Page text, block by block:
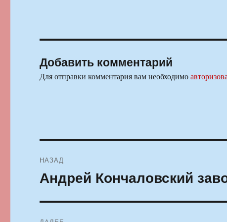
Добавить комментарий
Для отправки комментария вам необходимо
по
НАЗАД
Предыдущая
запись:
Андрей Кончаловский